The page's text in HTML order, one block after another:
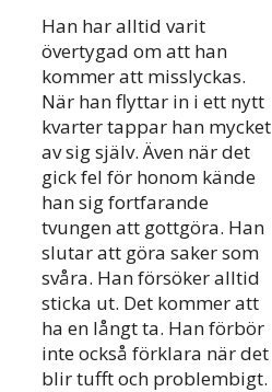
Han har alltid varit
övertygad om att han
kommer att misslyckas.
När han flyttar in i ett nytt
kvarter tappar han mycket
av sig själv. Även när det
gick fel för honom kände
han sig fortfarande
tvungen att gottgöra. Han
slutar att göra saker som
svåra. Han försöker alltid
sticka ut. Det kommer att
ha en långt ta. Han förbör
inte också förklara när det
blir tufft och problembigt.